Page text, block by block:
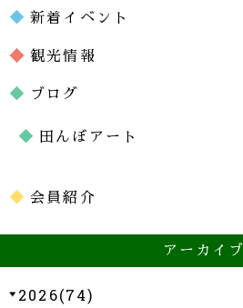
新着イベント
観光情報
ブログ
田んぼアート
会員紹介
アーカイブ
2026(74)